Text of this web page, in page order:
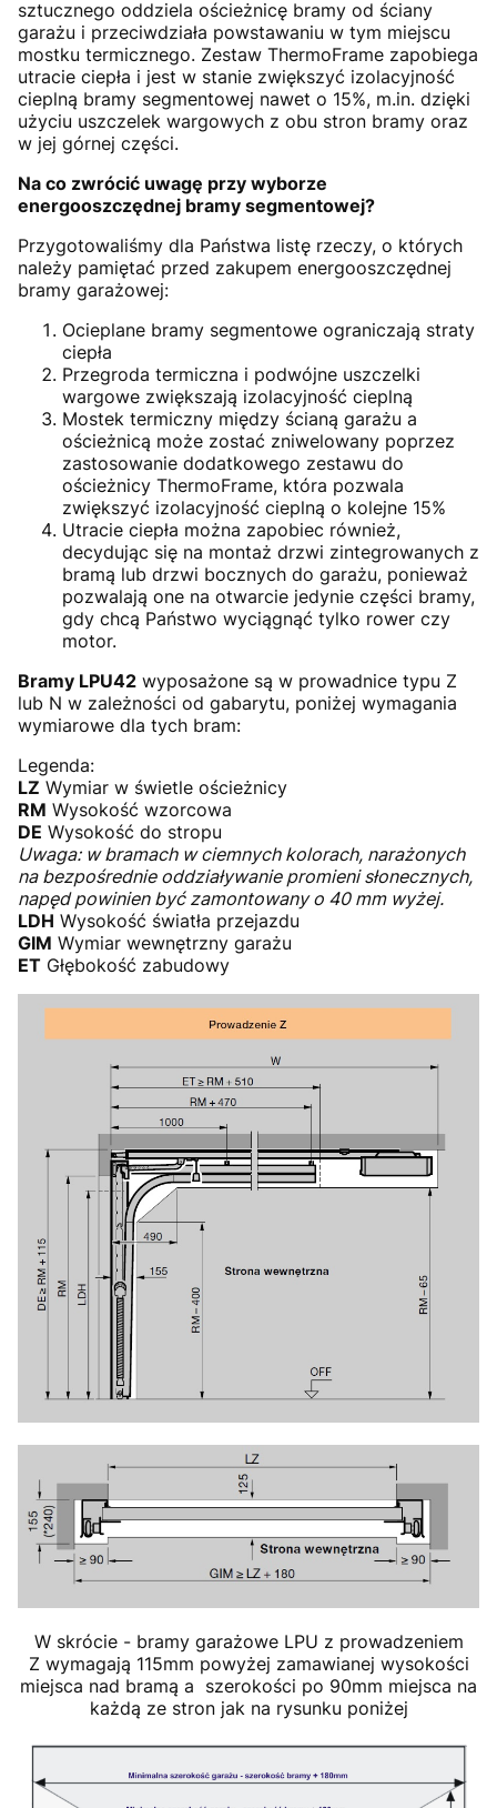
sztucznego oddziela ościeżnicę bramy od ściany
garażu i przeciwdziała powstawaniu w tym miejscu
mostku termicznego. Zestaw ThermoFrame zapobiega
utracie ciepła i jest w stanie zwiększyć izolacyjność
cieplną bramy segmentowej nawet o 15%, m.in. dzięki
użyciu uszczelek wargowych z obu stron bramy oraz
w jej górnej części.
Na co zwrócić uwagę przy wyborze
energooszczędnej bramy segmentowej?
Przygotowaliśmy dla Państwa listę rzeczy, o których
należy pamiętać przed zakupem energooszczędnej
bramy garażowej:
Ocieplane bramy segmentowe ograniczają straty
ciepła
Przegroda termiczna i podwójne uszczelki
wargowe zwiększają izolacyjność cieplną
Mostek termiczny między ścianą garażu a
ościeżnicą może zostać zniwelowany poprzez
zastosowanie dodatkowego zestawu do
ościeżnicy ThermoFrame, która pozwala
zwiększyć izolacyjność cieplną o kolejne 15%
Utracie ciepła można zapobiec również,
decydując się na montaż drzwi zintegrowanych z
bramą lub drzwi bocznych do garażu, ponieważ
pozwalają one na otwarcie jedynie części bramy,
gdy chcą Państwo wyciągnąć tylko rower czy
motor.
Bramy LPU42 wyposażone są w prowadnice typu Z
lub N w zależności od gabarytu, poniżej wymagania
wymiarowe dla tych bram:
Legenda:
LZ Wymiar w świetle ościeżnicy
RM Wysokość wzorcowa
DE Wysokość do stropu
Uwaga: w bramach w ciemnych kolorach, narażonych
na bezpośrednie oddziaływanie promieni słonecznych,
napęd powinien być zamontowany o 40 mm wyżej.
LDH Wysokość światła przejazdu
GIM Wymiar wewnętrzny garażu
ET Głębokość zabudowy
W skrócie - bramy garażowe LPU z prowadzeniem
Z wymagają 115mm powyżej zamawianej wysokości
miejsca nad bramą a szerokości po 90mm miejsca na
każdą ze stron jak na rysunku poniżej